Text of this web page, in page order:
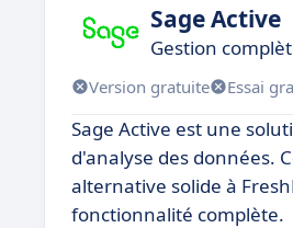
Sage Active
Gestion
Version gratuite Essai
Sage Active est une
d'analyse des données.
alternative solide à
fonctionnalité complète.